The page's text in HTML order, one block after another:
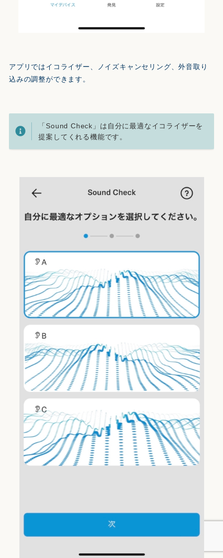
アプリではイコライザー、ノイズキャンセリング、外音取り
込みの調整ができます。
「Sound Check」は自分に最適なイコライザーを
提案してくれる機能です。